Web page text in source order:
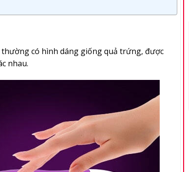
có hình dáng giống quả trứng, được
nhau.